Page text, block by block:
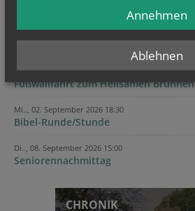
Sa.., 15. August 2026 13:00
Fußwallfahrt zum Heilsamen Brunnen
Mi.., 02. September 2026 18:30
Bibel-Runde/Stunde
Di.., 08. September 2026 15:00
Seniorennachmittag
CHRONIK
Ablehnen
Annehmen